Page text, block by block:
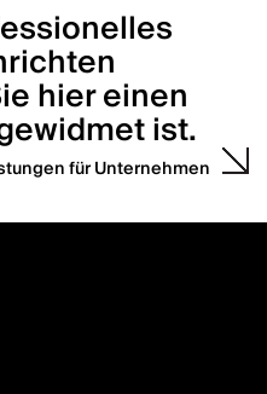
hier einen
ist.
für Unternehmen